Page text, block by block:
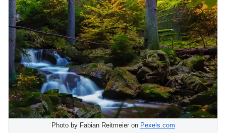
Photo by Fabian Reitmeier on Pexels.com